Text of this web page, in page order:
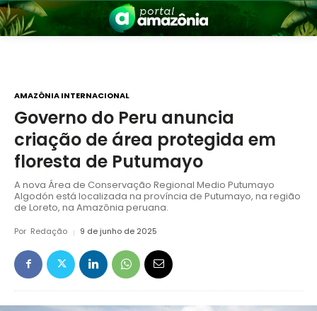
Amazônia
AMAZÔNIA INTERNACIONAL
Governo do Peru anuncia
criação de área protegida em
floresta de Putumayo
A nova Área de Conservação Regional Medio Putumayo
Algodón está localizada na província de Putumayo, na região
de Loreto, na Amazônia peruana.
Por Redação 9 de junho de 2025